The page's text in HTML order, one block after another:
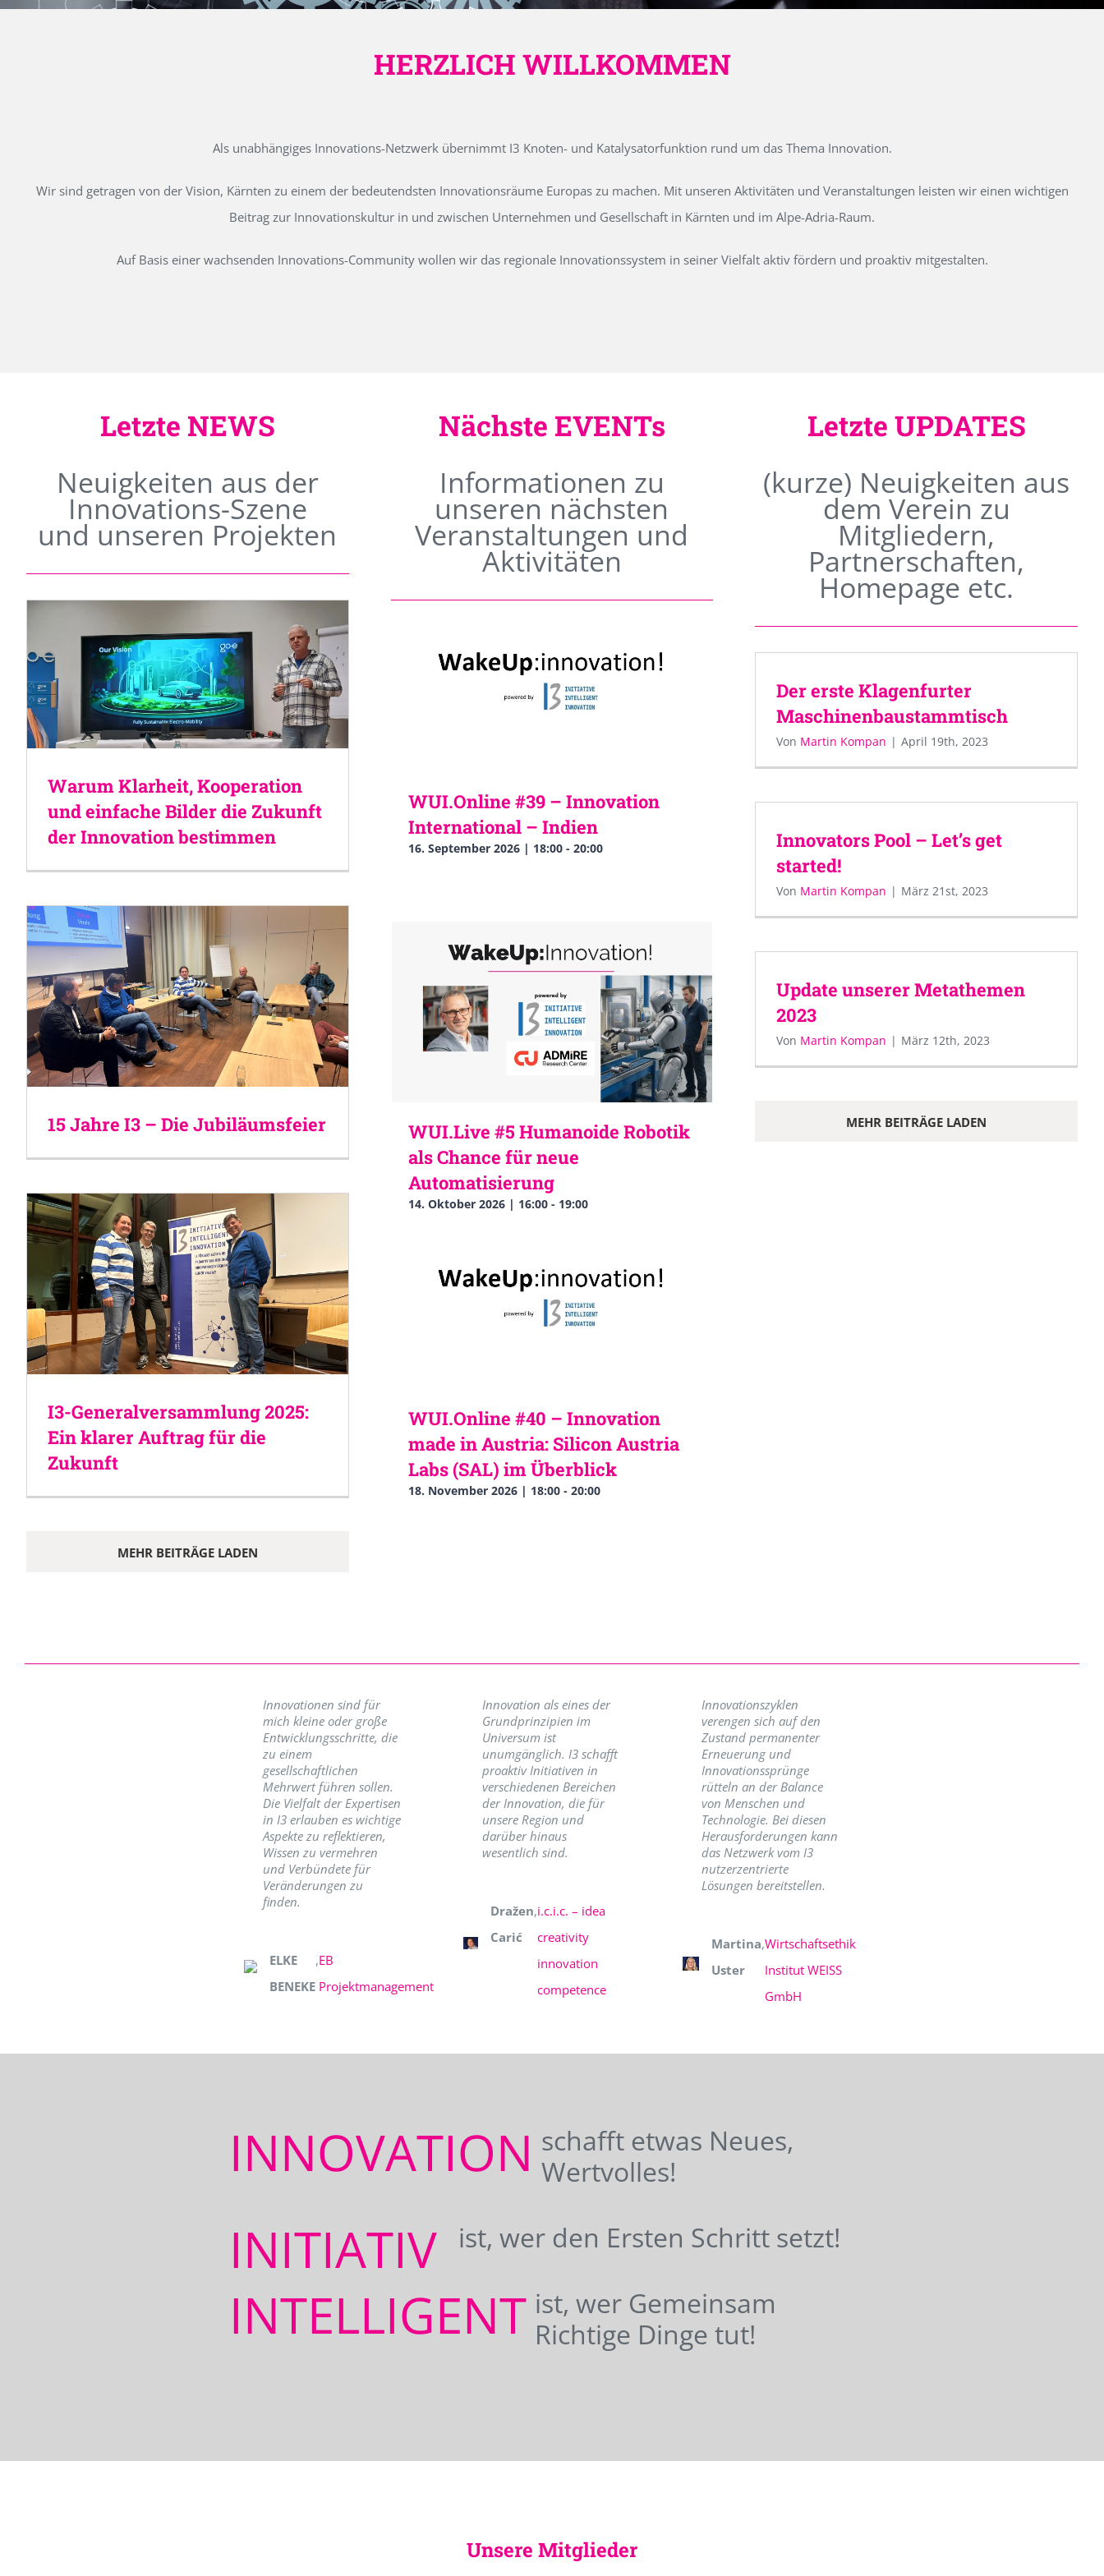
HERZLICH WILLKOMMEN
Als unabhängiges Innovations-Netzwerk übernimmt I3 Knoten- und Katalysatorfunktion rund um das Thema Innovation.
Wir sind getragen von der Vision, Kärnten zu einem der bedeutendsten Innovationsräume Europas zu machen. Mit unseren Aktivitäten und Veranstaltungen leisten wir einen wichtigen
Beitrag zur Innovationskultur in und zwischen Unternehmen und Gesellschaft in Kärnten und im Alpe-Adria-Raum.
Auf Basis einer wachsenden Innovations-Community wollen wir das regionale Innovationssystem in seiner Vielfalt aktiv fördern und proaktiv mitgestalten.
Letzte NEWS
Neuigkeiten aus der
Innovations-Szene
und unseren Projekten
Warum Klarheit, Kooperation
und einfache Bilder die Zukunft
der Innovation bestimmen
15 Jahre I3 – Die Jubiläumsfeier
I3-Generalversammlung 2025:
Ein klarer Auftrag für die
Zukunft
MEHR BEITRÄGE LADEN
Nächste EVENTs
Informationen zu
unseren nächsten
Veranstaltungen und
Aktivitäten
WUI.Online #39 – Innovation
International – Indien
16. September 2026 | 18:00- 20:00
WUI.Live #5 Humanoide Robotik
als Chance für neue
Automatisierung
14. Oktober 2026 | 16:00- 19:00
WUI.Online #40 – Innovation
made in Austria: Silicon Austria
Labs (SAL) im Überblick
18. November 2026 | 18:00- 20:00
Letzte UPDATES
(kurze) Neuigkeiten aus
dem Verein zu
Mitgliedern,
Partnerschaften,
Homepage etc.
Der erste Klagenfurter
Maschinenbaustammtisch
Von Martin Kompan | April 19th, 2023
Innovators Pool – Let’s get
started!
Von Martin Kompan | März 21st, 2023
Update unserer Metathemen
2023
Von Martin Kompan | März 12th, 2023
MEHR BEITRÄGE LADEN
Innovationen sind für
mich kleine oder große
Entwicklungsschritte, die
zu einem
gesellschaftlichen
Mehrwert führen sollen.
Die Vielfalt der Expertisen
in I3 erlauben es wichtige
Aspekte zu reflektieren,
Wissen zu vermehren
und Verbündete für
Veränderungen zu
finden.
ELKE
BENEKE
,EB
Projektmanagement
Innovation als eines der
Grundprinzipien im
Universum ist
unumgänglich. I3 schafft
proaktiv Initiativen in
verschiedenen Bereichen
der Innovation, die für
unsere Region und
darüber hinaus
wesentlich sind.
Dražen
Carić
,i.c.i.c. – idea
creativity
innovation
competence
Innovationszyklen
verengen sich auf den
Zustand permanenter
Erneuerung und
Innovationssprünge
rütteln an der Balance
von Menschen und
Technologie. Bei diesen
Herausforderungen kann
das Netzwerk vom I3
nutzerzentrierte
Lösungen bereitstellen.
Martina
Uster
,Wirtschaftsethik
Institut WEISS
GmbH
INNOVATION schafft etwas Neues,
Wertvolles!
INITIATIV ist, wer den Ersten Schritt setzt!
INTELLIGENT ist, wer Gemeinsam
Richtige Dinge tut!
Unsere Mitglieder